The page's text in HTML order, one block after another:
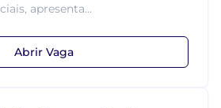
apresenta...
Abrir Vaga